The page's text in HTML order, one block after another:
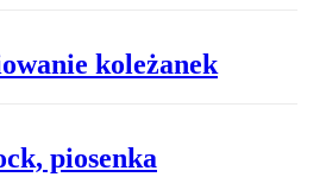
koleżanek
piosenka